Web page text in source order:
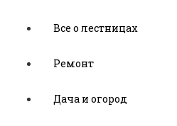
Все о лестницах
Ремонт
Дача и огород